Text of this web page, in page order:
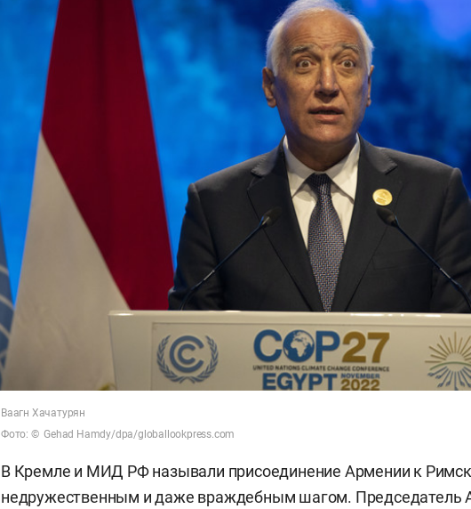
Ваагн Хачатурян
Фото: © Gehad Hamdy/dpa/globallookpress.com
В Кремле и МИД РФ называли присоединение Армении к
недружественным и даже враждебным шагом. Председатель